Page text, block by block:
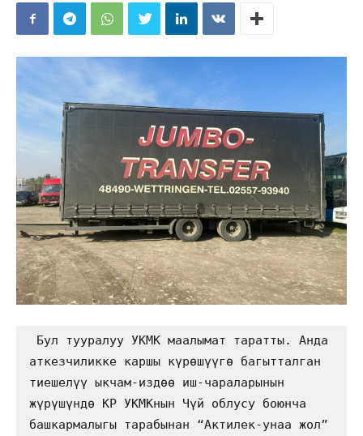
аткезчиликке каршы күрөшүүгө багытталган
тиешелүү ыкчам-издөө иш-чараларынын
жүрүшүндө КР УКМКнын Чүй облусу боюнча
башкармалыгы тарабынан “Актилек-унаа жол”